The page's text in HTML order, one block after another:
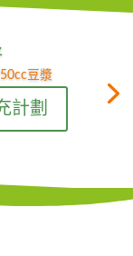
豆漿
計劃